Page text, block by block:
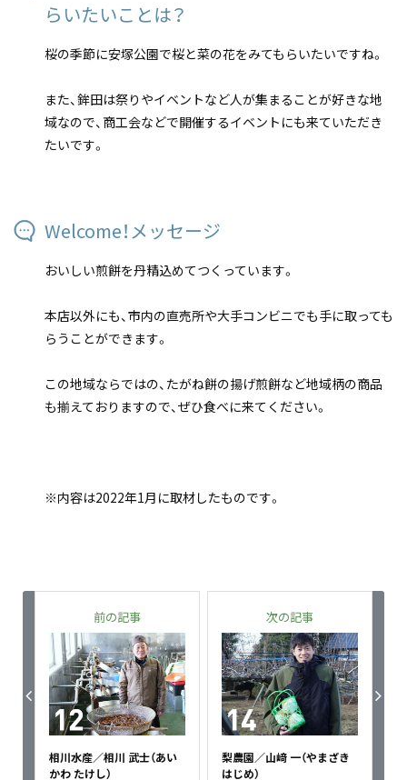
らいたいことは？
桜の季節に安塚公園で桜と菜の花をみてもらいたいですね。
また、鉾田は祭りやイベントなど人が集まることが好きな地
域なので、商工会などで開催するイベントにも来ていただき
たいです。
Welcome！メッセージ
おいしい煎餅を丹精込めてつくっています。
本店以外にも、市内の直売所や大手コンビニでも手に取っても
らうことができます。
この地域ならではの、たがね餅の揚げ煎餅など地域柄の商品
も揃えておりますので、ぜひ食べに来てください。
※内容は2022年1月に取材したものです。
前の記事
相川水産／相川 武士（あい
かわ たけし）
次の記事
梨農園／山﨑 一（やまざき
はじめ）